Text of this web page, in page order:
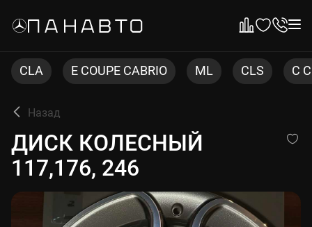
E COUPE CABRIO ML CLS C COUPE
Назад
ДИСК КОЛЕСНЫЙ 117,176,
ДИСК КОЛЕСНЫЙ
117,176, 246